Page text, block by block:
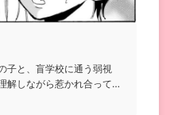
子と、盲学校に通う弱視
解しながら惹かれ合って